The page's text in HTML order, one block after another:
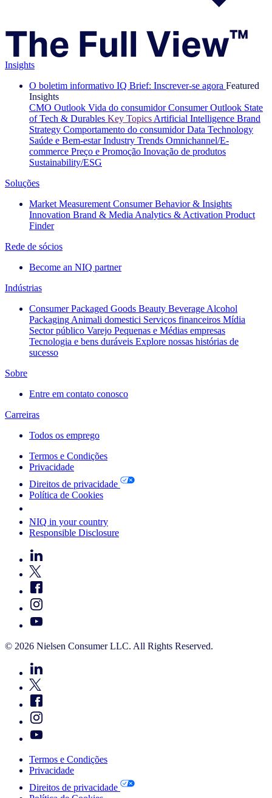
Insights
O boletim informativo IQ Brief: Inscrever-se agora Featured
Insights
CMO Outlook Vida do consumidor Consumer Outlook State
of Tech & Durables Key Topics Artificial Intelligence Brand
Strategy Comportamento do consumidor Data Technology
Saúde e Bem-estar Industry Trends Omnichannel/E-
commerce Preço e Promoção Inovação de produtos
Sustainability/ESG
Soluções
Market Measurement Consumer Behavior & Insights
Innovation Brand & Media Analytics & Activation Product
Finder
Rede de sócios
Become an NIQ partner
Indústrias
Consumer Packaged Goods Beauty Beverage Alcohol
Packaging Animali domestici Serviços financeiros Mídia
Sector público Varejo Pequenas e Médias empresas
Tecnologia e bens duráveis Explore nossas histórias de
sucesso
Sobre
Entre em contato conosco
Carreiras
Todos os emprego
Termos e Condições
Privacidade
Direitos de privacidade
Política de Cookies
NIQ in your country
Responsible Disclosure
© 2026 Nielsen Consumer LLC. All Rights Reserved.
Termos e Condições
Privacidade
Direitos de privacidade